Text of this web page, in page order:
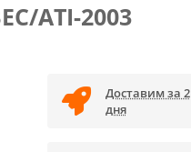
ATI-2003
Доставим за 2
дня